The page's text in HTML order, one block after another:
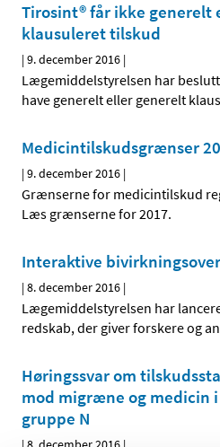
Tirosint® får ikke generelt
klausuleret tilskud
|9. december 2016 |
Lægemiddelstyrelsen har
have generelt eller generelt
Medicintilskudsgrænser
|9. december 2016 |
Grænserne for medicintilskud
Læs grænserne for 2017.
Interaktive
|8. december 2016 |
Lægemiddelstyrelsen har
redskab, der giver forskere og
Høringssvar om
mod migræne og medicin i
gruppe N